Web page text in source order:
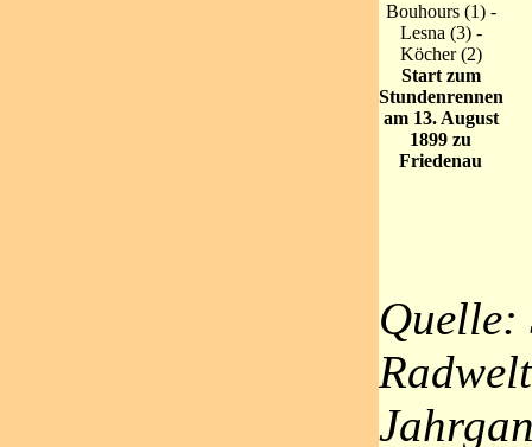
Bouhours (1) -
Lesna (3) -
Köcher (2)
Start zum
Stundenrennen
am 13. August
1899 zu
Friedenau
Quelle: